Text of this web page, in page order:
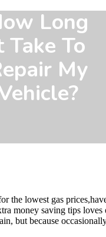
Long
Take To
My
the lowest gas
money saving tips loves
but because